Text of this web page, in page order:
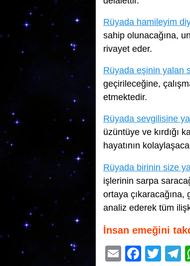
Rüyada hamileyim
sahip olunacağına,
rivayet eder.
Rüyada eşinin yalan
geçirileceğine,
etmektedir.
Rüyada sevgilisine
üzüntüye ve kırdığı
hayatının
Rüyada birinin size
işlerinin sarpa
ortaya çıkaracağına,
analiz ederek tüm
İnsan emeğini
E
F
T